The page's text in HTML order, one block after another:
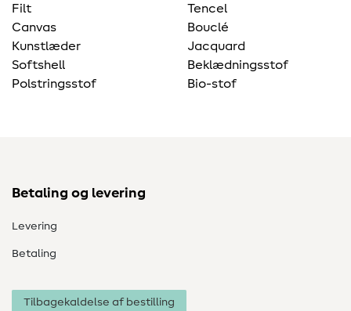
Filt
Canvas
Kunstlæder
Softshell
Polstringsstof
Tencel
Bouclé
Jacquard
Beklædningsstof
Bio-stof
Betaling og levering
Levering
Betaling
Tilbagekaldelse af bestilling